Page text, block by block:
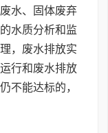
水、固体废弃
水质分析和监
，废水排放实
行和废水排放
不能达标的，